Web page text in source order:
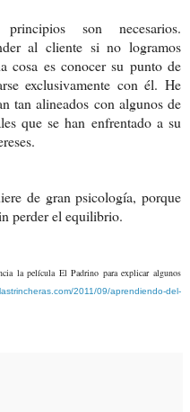
son necesarios.
al cliente si no logramos
cosa es conocer su punto de
exclusivamente con él. He
tan alineados con algunos de
que se han enfrentado a su
de gran psicología, porque
perder el equilibrio.
la película El Padrino para explicar algunos
2011/09/aprendiendo-del-